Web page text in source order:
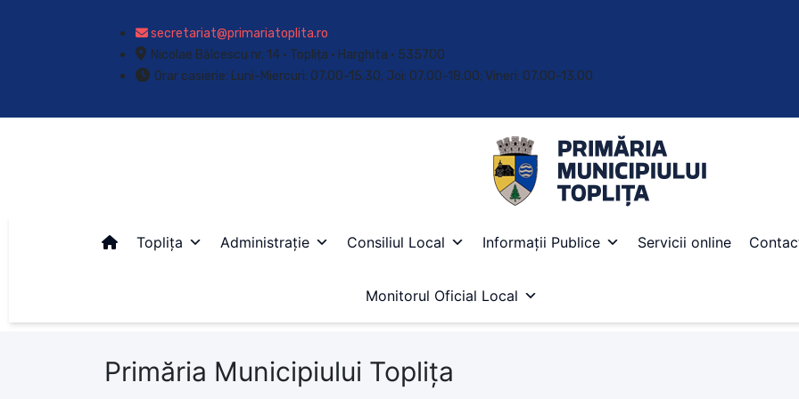
secretariat@primariatoplita.ro
Nicolae Bălcescu nr. 14 • Toplița • Harghita • 535700
Orar casierie: Luni-Miercuri: 07.00-15.30; Joi: 07.00-18.00; Vineri: 07.00-13.00
Toplița Administrație Consiliul Local Informații Publice Servicii online
Monitorul Oficial Local
Primăria Municipiului Toplița